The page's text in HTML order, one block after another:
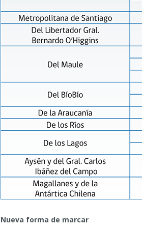
Nueva forma de marcar